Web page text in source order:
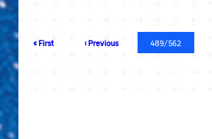
Pagination
First
« First
Previous
‹ Previous
Current
page
489/562